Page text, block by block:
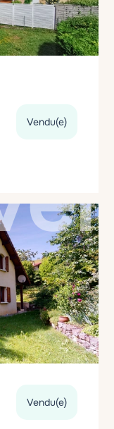
Vendu(e)
Vendu(e)